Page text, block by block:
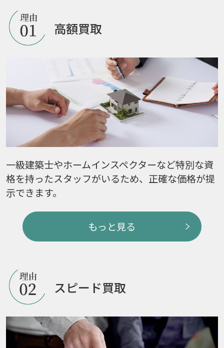
高額買取
一級建築士やホームインスペクターなど特別な資
格を持ったスタッフがいるため、正確な価格が提
示できます。
もっと見る
スピード買取